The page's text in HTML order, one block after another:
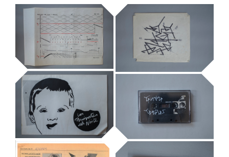
Espai Sonor VII
Mostres temporals
Tendre
disseny de la
tipografia
original
Mostres temporals
Los Psicópatas